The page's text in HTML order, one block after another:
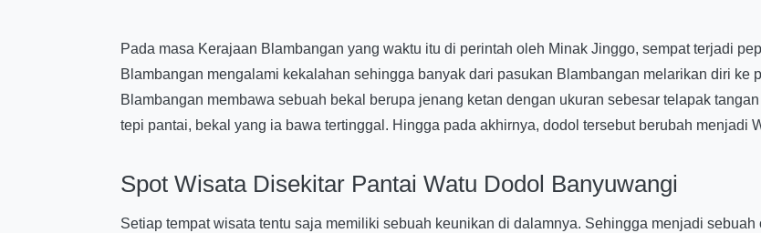
Pada masa Kerajaan Blambangan yang waktu itu di perintah oleh Minak Jinggo, sempat terjadi
Blambangan mengalami kekalahan sehingga banyak dari pasukan Blambangan melarikan diri ke
Blambangan membawa sebuah bekal berupa jenang ketan dengan ukuran sebesar telapak
tepi pantai, bekal yang ia bawa tertinggal. Hingga pada akhirnya, dodol tersebut berubah menjadi
Spot Wisata Disekitar Pantai Watu Dodol Banyuwangi
Setiap tempat wisata tentu saja memiliki sebuah keunikan di dalamnya. Sehingga menjadi